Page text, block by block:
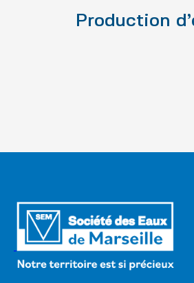
Production